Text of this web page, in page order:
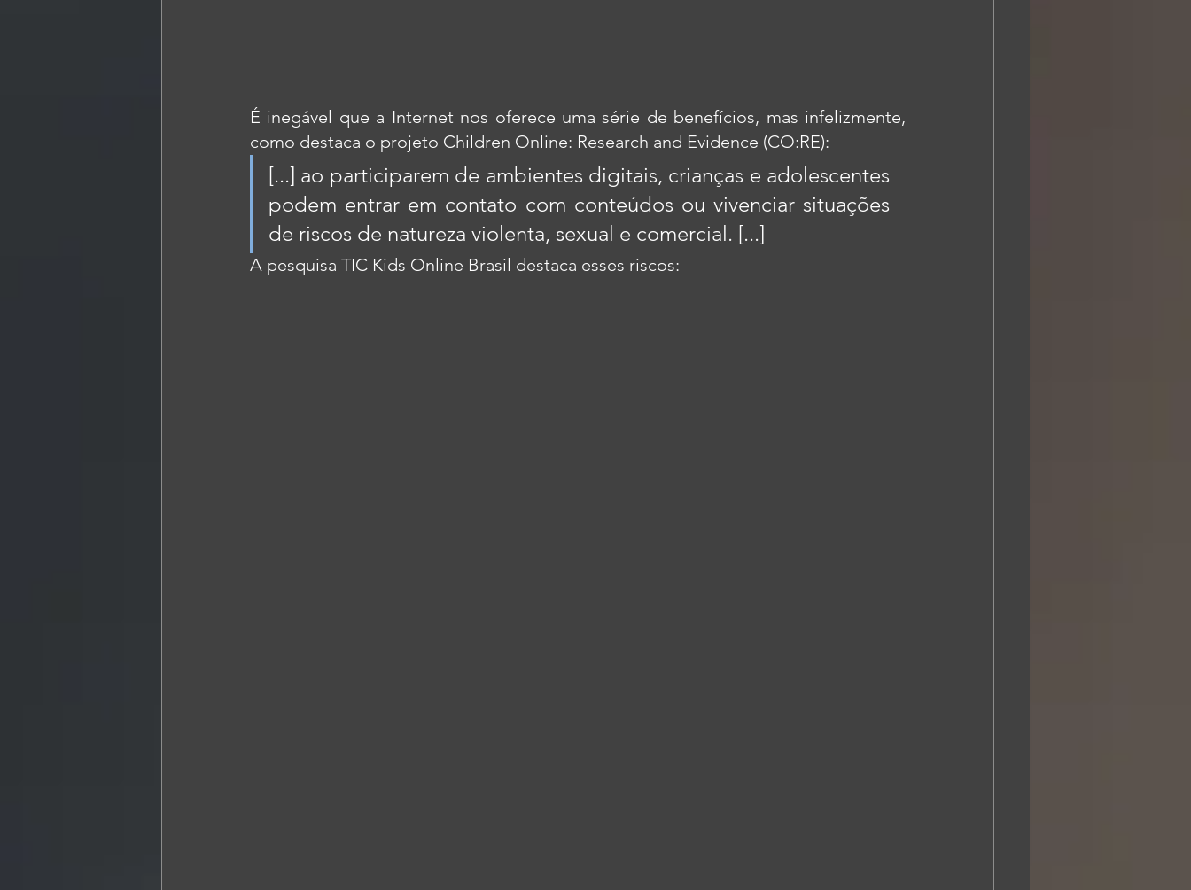
É inegável que a Internet nos oferece uma série de benefícios, mas infelizmente,
como destaca o projeto Children Online: Research and Evidence (CO:RE):
[...] ao participarem de ambientes digitais, crianças e adolescentes
podem entrar em contato com conteúdos ou vivenciar situações
de riscos de natureza violenta, sexual e comercial. [...]
A pesquisa TIC Kids Online Brasil destaca esses riscos: